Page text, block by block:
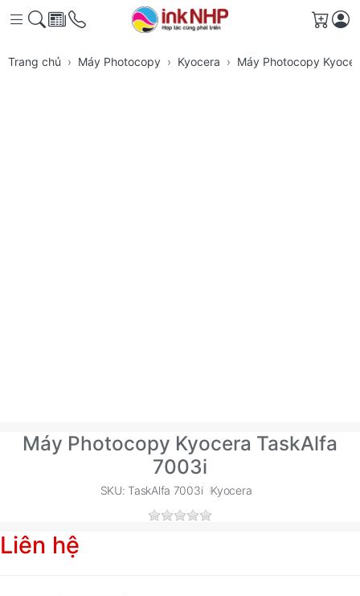
Giỏ
Trang chủ Máy Photocopy Kyocera Máy Photocopy
Máy Photocopy Kyocera TaskAlfa
7003i
SKU: TaskAlfa 7003i Kyocera
Liên hệ